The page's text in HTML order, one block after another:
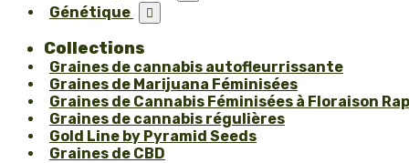
Génétique 
Collections
Graines de cannabis autofleurrissante
Graines de Marijuana Féminisées
Graines de Cannabis Féminisées à Floraison
Graines de cannabis régulières
Gold Line by Pyramid Seeds
Graines de CBD